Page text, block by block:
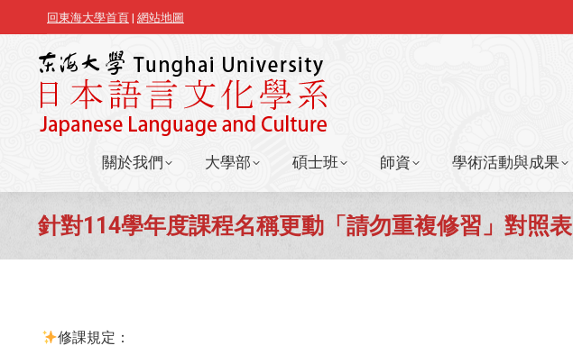
回東海大學首頁 | 網站地圖
關於我們 大學部 碩士班 師資 學術活動與成果
針對114學年度課程名稱更動「請勿重複修習」對照表
修課規定：
關於我們 大學部 碩士班 師資 學術活動與成果